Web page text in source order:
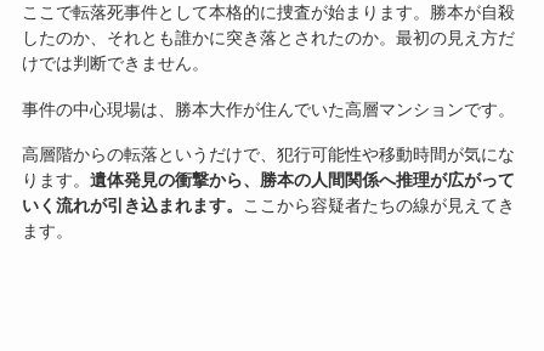
ここで転落死事件として本格的に捜査が始まります。勝本が自殺
したのか、それとも誰かに突き落とされたのか。最初の見え方だ
けでは判断できません。
事件の中心現場は、勝本大作が住んでいた高層マンションです。
高層階からの転落というだけで、犯行可能性や移動時間が気にな
ります。 遺体発見の衝撃から、勝本の人間関係へ推理が広がって
いく流れが引き込まれます。 ここから容疑者たちの線が見えてき
ます。